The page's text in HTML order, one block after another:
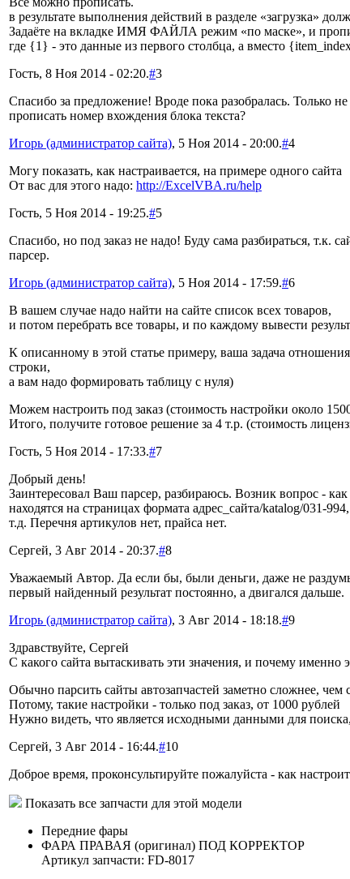
в результате выполнения действий в разделе «загрузка»
Задаёте на вкладке ИМЯ ФАЙЛА режим «по маске», и
где {1} - это данные из первого столбца, а вместо
Гость, 8 Ноя 2014 - 02:20.#3
Спасибо за предложение! Вроде пока разобралась. Только
прописать номер вхождения блока текста?
Игорь (администратор сайта), 5 Ноя 2014 - 20:00.#4
Могу показать, как настраивается, на примере одного сайта
От вас для этого надо: http://ExcelVBA.ru/help
Гость, 5 Ноя 2014 - 19:25.#5
Спасибо, но под заказ не надо! Буду сама разбираться, т.к.
парсер.
Игорь (администратор сайта), 5 Ноя 2014 - 17:59.#6
В вашем случае надо найти на сайте список всех товаров,
и потом перебрать все товары, и по каждому вывести
К описанному в этой статье примеру, ваша задача
строки,
а вам надо формировать таблицу с нуля)
Можем настроить под заказ (стоимость настройки около
Итого, получите готовое решение за 4 т.р. (стоимость
Гость, 5 Ноя 2014 - 17:33.#7
Добрый день!
Заинтересовал Ваш парсер, разбираюсь. Возник вопрос -
находятся на страницах формата адрес_сайта/katalog/031-
т.д. Перечня артикулов нет, прайса нет.
Сергей, 3 Авг 2014 - 20:37.#8
Уважаемый Автор. Да если бы, были деньги, даже не
первый найденный результат постоянно, а двигался дальше.
Игорь (администратор сайта), 3 Авг 2014 - 18:18.#9
Здравствуйте, Сергей
С какого сайта вытаскивать эти значения, и почему именно
Обычно парсить сайты автозапчастей заметно сложнее, чем
Потому, такие настройки - только под заказ, от 1000 рублей
Нужно видеть, что является исходными данными для
Сергей, 3 Авг 2014 - 16:44.#10
Доброе время, проконсультируйте пожалуйста - как
Показать все запчасти для этой модели
Передние фары
ФАРА ПРАВАЯ (оригинал) ПОД КОРРЕКТОР
Артикул запчасти: FD-8017